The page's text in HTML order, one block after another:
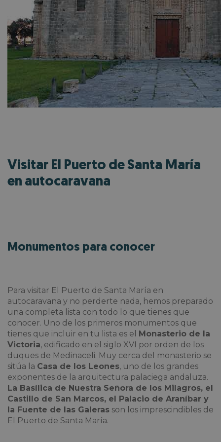
Visitar El Puerto de Santa María
en autocaravana
Monumentos para conocer
Para visitar El Puerto de Santa María en
autocaravana y no perderte nada, hemos preparado
una completa lista con todo lo que tienes que
conocer. Uno de los primeros monumentos que
tienes que incluir en tu lista es el Monasterio de la
Victoria, edificado en el siglo XVI por orden de los
duques de Medinaceli. Muy cerca del monasterio se
sitúa la Casa de los Leones, uno de los grandes
exponentes de la arquitectura palaciega andaluza.
La Basílica de Nuestra Señora de los Milagros, el
Castillo de San Marcos, el Palacio de Araníbar y
la Fuente de las Galeras son los imprescindibles de
El Puerto de Santa María.